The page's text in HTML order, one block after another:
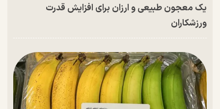
یک معجون طبیعی و ارزان برای افزایش قدرت
ورزشکاران